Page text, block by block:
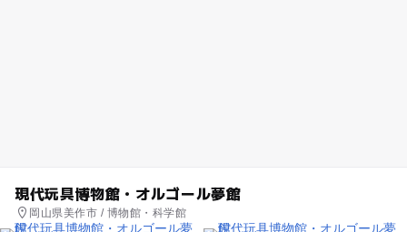
現代玩具博物館・オルゴール夢館
岡山県美作市 / 博物館・科学館